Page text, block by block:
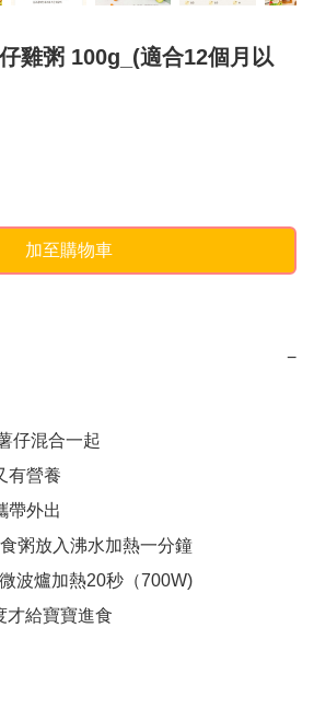
雞粥 100g_(適合12個月以
加至購物車
−
仔混合一起
有營養
帶外出
粥放入沸水加熱一分鐘
波爐加熱20秒（700W)
才給寶寶進食